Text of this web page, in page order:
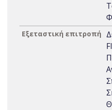
Εξεταστική επιτροπή